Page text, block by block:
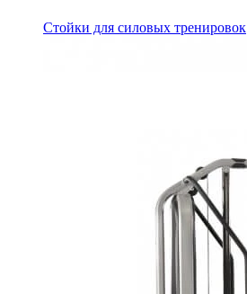
Стойки для силовых тренировок